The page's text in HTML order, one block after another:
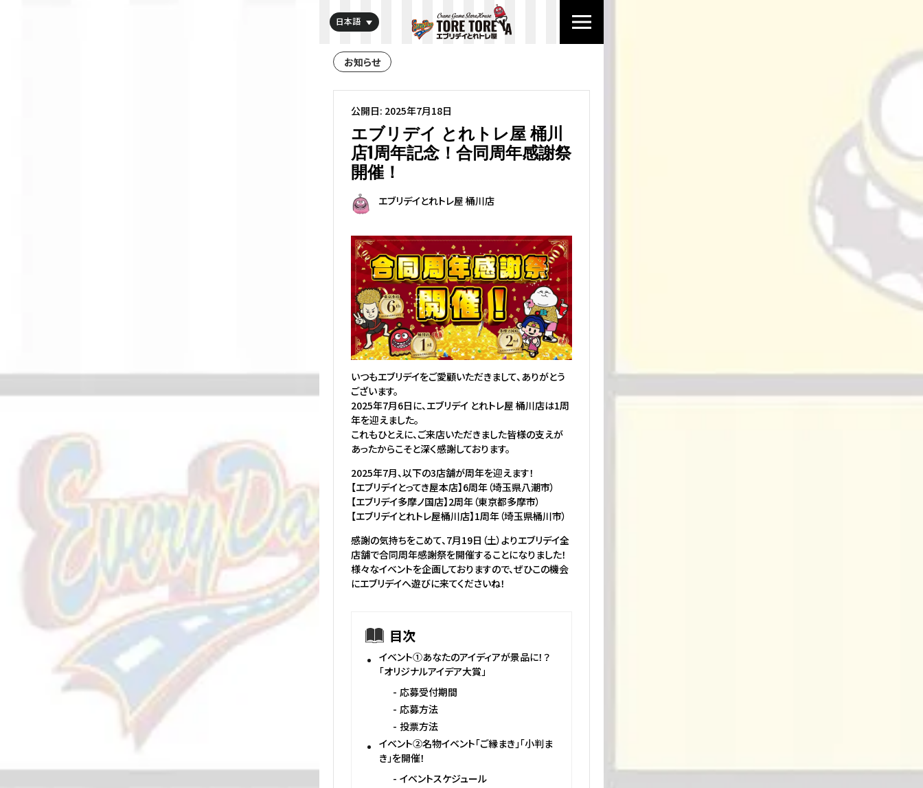
日本語
お知らせ
公開日: 2025年7月18日
エブリデイ とれトレ屋 桶川
店1周年記念！合同周年感謝祭
開催！
エブリデイとれトレ屋 桶川店
いつもエブリデイをご愛顧いただきまして、ありがとう
ございます。
2025年7月6日に、エブリデイ とれトレ屋 桶川店は1周
年を迎えました。
これもひとえに、ご来店いただきました皆様の支えが
あったからこそと深く感謝しております。
2025年7月、以下の3店舗が周年を迎えます！
【エブリデイとってき屋本店】6周年（埼玉県八潮市）
【エブリデイ多摩ノ国店】2周年（東京都多摩市）
【エブリデイとれトレ屋桶川店】1周年（埼玉県桶川市）
感謝の気持ちをこめて、7月19日（土）よりエブリデイ全
店舗で合同周年感謝祭を開催することになりました！
様々なイベントを企画しておりますので、ぜひこの機会
にエブリデイへ遊びに来てくださいね！
目次
イベント①あなたのアイディアが景品に！？
「オリジナルアイデア大賞」
応募受付期間
応募方法
投票方法
イベント②名物イベント「ご縁まき」「小判ま
き」を開催！
イベントスケジュール